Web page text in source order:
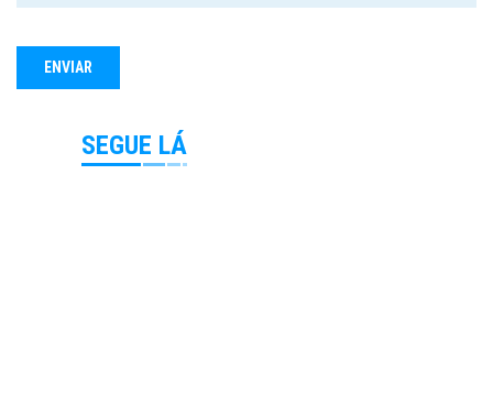
SEGUE LÁ